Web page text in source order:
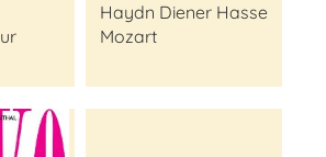
Haydn Diener Hasse
Mozart